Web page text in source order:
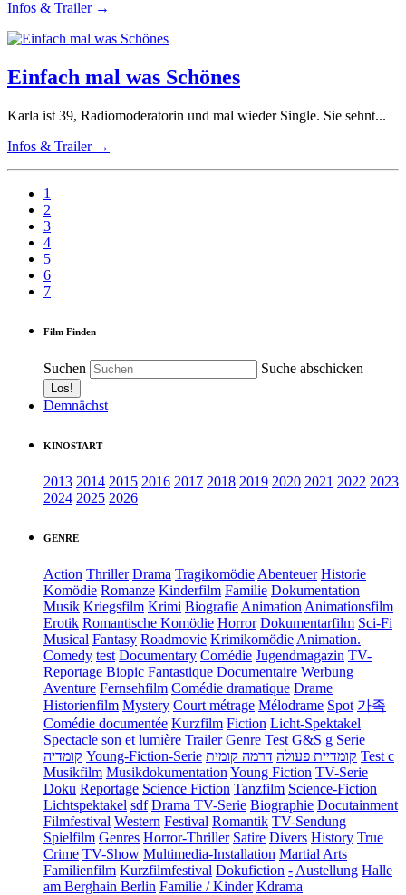
Infos & Trailer →
Einfach mal was Schönes
Karla ist 39, Radiomoderatorin und mal wieder Single. Sie sehnt...
Infos & Trailer →
1
2
3
4
5
6
7
Film Finden
Suchen Suche abschicken
Demnächst
KINOSTART
2013 2014 2015 2016 2017 2018 2019 2020 2021 2022 2023
2024 2025 2026
GENRE
Action Thriller Drama Tragikomödie Abenteuer Historie
Komödie Romanze Kinderfilm Familie Dokumentation
Musik Kriegsfilm Krimi Biografie Animation Animationsfilm
Erotik Romantische Komödie Horror Dokumentarfilm Sci-Fi
Musical Fantasy Roadmovie Krimikomödie Animation.
Comedy test Documentary Comédie Jugendmagazin TV-
Reportage Biopic Fantastique Documentaire Werbung
Aventure Fernsehfilm Comédie dramatique Drame
Historienfilm Mystery Court métrage Mélodrame Spot 가족
Comédie documentée Kurzfilm Fiction Licht-Spektakel
Spectacle son et lumière Trailer Genre Test G&S g Serie
קומדיה Young-Fiction-Serie קומדיית פעולה דרמה קומית
Test c
Musikfilm Musikdokumentation Young Fiction TV-Serie
Doku Reportage Science Fiction Tanzfilm Science-Fiction
Lichtspektakel sdf Drama TV-Serie Biographie Docutainment
Filmfestival Western Festival Romantik TV-Sendung
Spielfilm Genres Horror-Thriller Satire Divers History True
Crime TV-Show Multimedia-Installation Martial Arts
Familienfilm Kurzfilmfestival Dokufiction - Austellung Halle
am Berghain Berlin Familie / Kinder Kdrama